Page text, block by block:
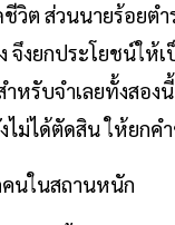
ต ส่วนนายร้อยตำ
งยกประโยชน์ให้
หรับจำเลยทั้งสอ
ม่ได้ตัดสิน ให้ยกค
นในสถานหนัก